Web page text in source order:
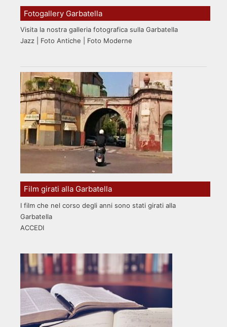
Fotogallery Garbatella
Visita la nostra galleria fotografica sulla Garbatella
Jazz | Foto Antiche | Foto Moderne
Film girati alla Garbatella
I film che nel corso degli anni sono stati girati alla
Garbatella
ACCEDI